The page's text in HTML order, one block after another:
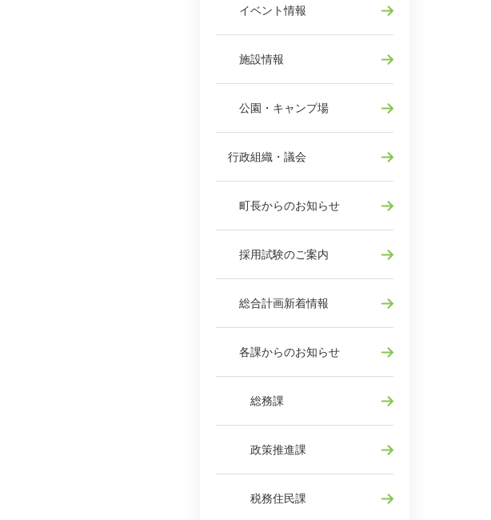
イベント情報
施設情報
公園・キャンプ場
行政組織・議会
町長からのお知らせ
採用試験のご案内
総合計画新着情報
各課からのお知らせ
総務課
政策推進課
税務住民課